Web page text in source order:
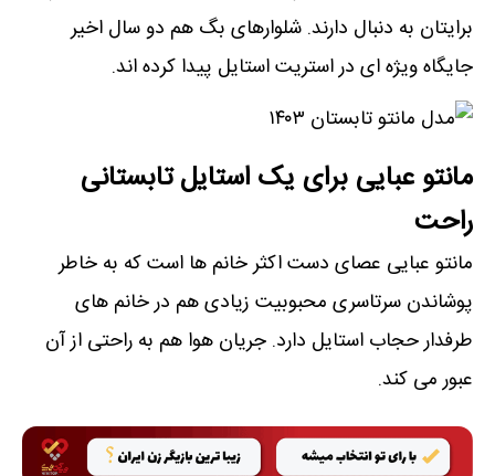
برایتان به دنبال دارند. شلوارهای بگ هم دو سال اخیر
جایگاه ویژه ای در استریت استایل پیدا کرده اند.
مانتو عبایی برای یک استایل تابستانی
راحت
مانتو عبایی عصای دست اکثر خانم ها است که به خاطر
پوشاندن سرتاسری محبوبیت زیادی هم در خانم های
طرفدار حجاب استایل دارد. جریان هوا هم به راحتی از آن
عبور می کند.